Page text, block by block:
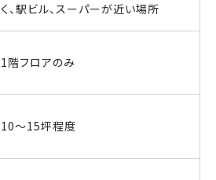
く、駅ビル、スーパーが近い場所
1階フロアのみ
10～15坪程度